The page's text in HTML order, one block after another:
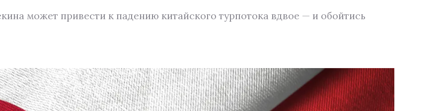
может привести к падению китайского турпотока вдвое — и обойтись